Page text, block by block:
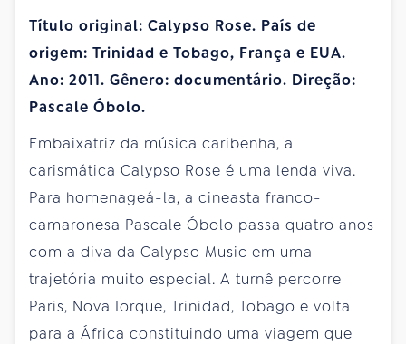
Título original: Calypso Rose. País de
origem: Trinidad e Tobago, França e EUA.
Ano: 2011. Gênero: documentário. Direção:
Pascale Óbolo.
Embaixatriz da música caribenha, a
carismática Calypso Rose é uma lenda viva.
Para homenageá-la, a cineasta franco-
camaronesa Pascale Óbolo passa quatro anos
com a diva da Calypso Music em uma
trajetória muito especial. A turnê percorre
Paris, Nova Iorque, Trinidad, Tobago e volta
para a África constituindo uma viagem que